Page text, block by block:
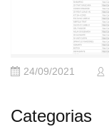
24/09/2021
Categorias